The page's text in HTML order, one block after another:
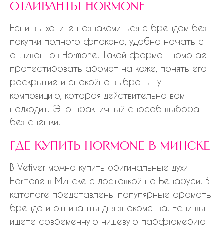
отливанты hormone
Если вы хотите познакомиться с брендом без
покупки полного флакона, удобно начать с
отливантов Hormone. Такой формат помогает
протестировать аромат на коже, понять его
раскрытие и спокойно выбрать ту
композицию, которая действительно вам
подходит. Это практичный способ выбора
без спешки.
где купить hormone в минске
В Vetiver можно купить оригинальные духи
Hormone в Минске с доставкой по Беларуси. В
каталоге представлены популярные ароматы
бренда и отливанты для знакомства. Если вы
ищете современную нишевую парфюмерию